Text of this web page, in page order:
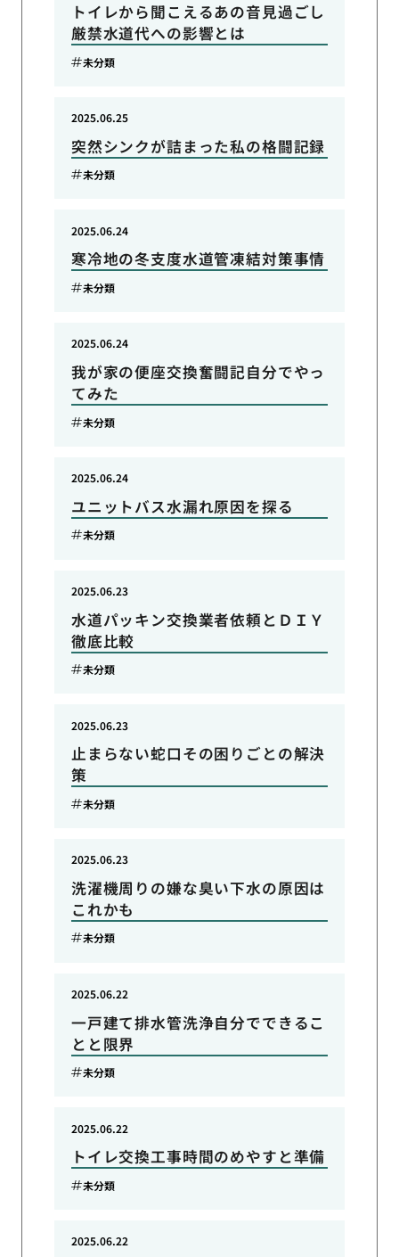
トイレから聞こえるあの音見過ごし
厳禁水道代への影響とは
未分類
突然シンクが詰まった私の格闘記録
2025.06.25
未分類
寒冷地の冬支度水道管凍結対策事情
2025.06.24
未分類
我が家の便座交換奮闘記自分でやっ
てみた
2025.06.24
未分類
ユニットバス水漏れ原因を探る
2025.06.24
未分類
水道パッキン交換業者依頼とＤＩＹ
徹底比較
2025.06.23
未分類
止まらない蛇口その困りごとの解決
策
2025.06.23
未分類
洗濯機周りの嫌な臭い下水の原因は
これかも
2025.06.23
未分類
一戸建て排水管洗浄自分でできるこ
とと限界
2025.06.22
未分類
トイレ交換工事時間のめやすと準備
2025.06.22
未分類
2025.06.22